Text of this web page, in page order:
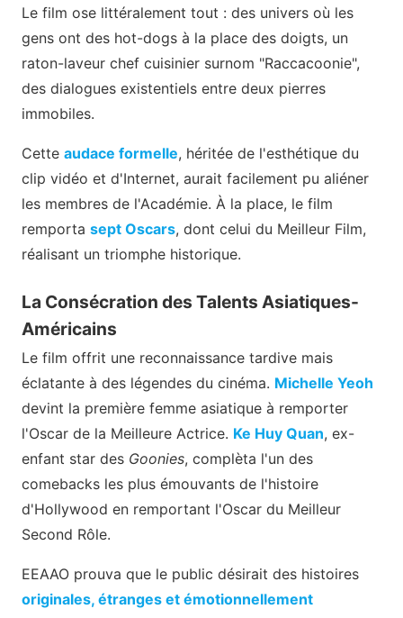
Le film ose littéralement tout : des univers où les
gens ont des hot-dogs à la place des doigts, un
raton-laveur chef cuisinier surnom "Raccacoonie",
des dialogues existentiels entre deux pierres
immobiles.
Cette audace formelle, héritée de l'esthétique du
clip vidéo et d'Internet, aurait facilement pu aliéner
les membres de l'Académie. À la place, le film
remporta sept Oscars, dont celui du Meilleur Film,
réalisant un triomphe historique.
La Consécration des Talents Asiatiques-
Américains
Le film offrit une reconnaissance tardive mais
éclatante à des légendes du cinéma. Michelle Yeoh
devint la première femme asiatique à remporter
l'Oscar de la Meilleure Actrice. Ke Huy Quan, ex-
enfant star des Goonies, complèta l'un des
comebacks les plus émouvants de l'histoire
d'Hollywood en remportant l'Oscar du Meilleur
Second Rôle.
EEAAO prouva que le public désirait des histoires
originales, étranges et émotionnellement